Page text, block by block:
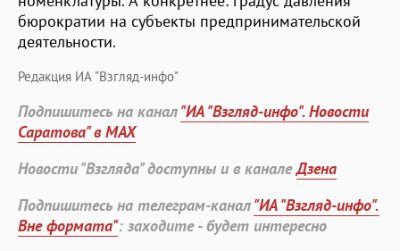
бюрократии на субъекты предпринимательской
деятельности.
Редакция ИА "Взгляд-инфо"
Подпишитесь на канал"ИА "Взгляд-инфо". Новости
Саратова" в MAX
Новости "Взгляда" доступны и в каналеДзена
Подпишитесь на телеграм-канал"ИА "Взгляд-инфо".
Вне формата": заходите - будет интересно